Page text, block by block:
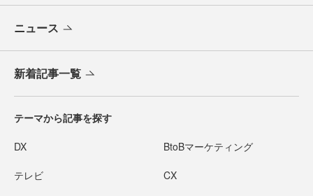
ニュース
新着記事一覧
テーマから記事を探す
DX BtoBマーケティング
テレビ CX